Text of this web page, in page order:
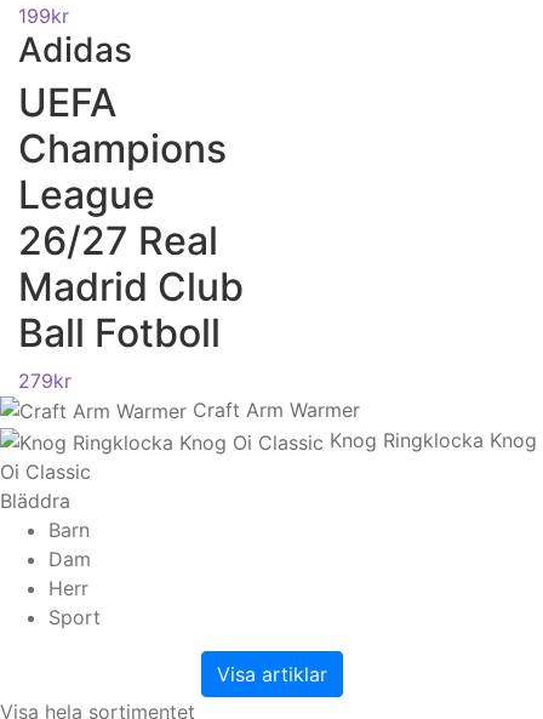
199kr
Adidas
UEFA
Champions
League
26/27 Real
Madrid Club
Ball Fotboll
279kr
Craft Arm Warmer
Knog Ringklocka Knog
Oi Classic
Bläddra
Barn
Dam
Herr
Sport
Visa artiklar
Visa hela sortimentet